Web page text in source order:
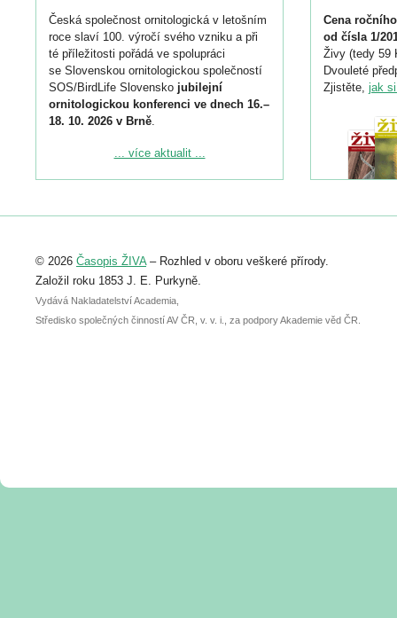
Česká společnost ornitologická v letošním
roce slaví 100. výročí svého vzniku a při
té příležitosti pořádá ve spolupráci
se Slovenskou ornitologickou společností
SOS/BirdLife Slovensko jubilejní
ornitologickou konferenci ve dnech 16.–
18. 10. 2026 v Brně.
Podrobnější informace ke konferenci
Registrovat se můžete do 6. září.
abstraktu přihlášené přednášky nebo
posteru je už 30. června.
... více aktualit ...
Cena
od čísla 1/
Živy (tedy 59
Dvouleté
Zjistěte, jak
© 2026 Časopis ŽIVA– Rozhled v oboru veškeré přírody.
Založil roku 1853 J. E. Purkyně.
Vydává Nakladatelství Academia,
Středisko společných činností AV ČR, v. v. i., za podpory Akademie věd ČR.